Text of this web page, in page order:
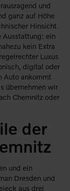
und
ganz auf Höhe
Hinsicht
Ausstattung: ein
kein Extra
Luxus
digital oder
Auto ankommt
übernehmen wir
Chemnitz oder
der
und ein
Dresden und
aus drei